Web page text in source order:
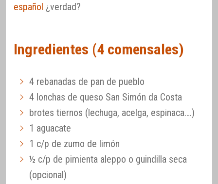
español ¿verdad?
Ingredientes (4 comensales)
4 rebanadas de pan de pueblo
4 lonchas de queso San Simón da Costa
brotes tiernos (lechuga, acelga, espinaca….)
1 aguacate
1 c/p de zumo de limón
½ c/p de pimienta aleppo o guindilla seca
(opcional)